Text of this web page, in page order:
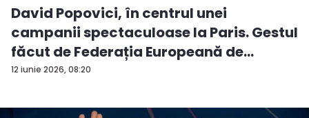
12 iunie 2026, 08:20
David Popovici, în centrul unei
campanii spectaculoase la Paris. Gestul
făcut de Federația Europeană de
Natați...